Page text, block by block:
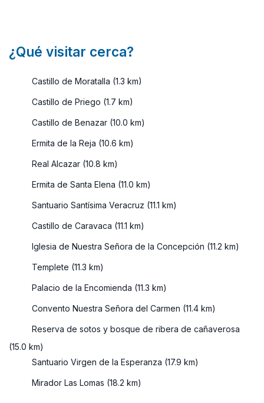
¿Qué visitar cerca?
Castillo de Moratalla (1.3 km)
Castillo de Priego (1.7 km)
Castillo de Benazar (10.0 km)
Ermita de la Reja (10.6 km)
Real Alcazar (10.8 km)
Ermita de Santa Elena (11.0 km)
Santuario Santísima Veracruz (11.1 km)
Castillo de Caravaca (11.1 km)
Iglesia de Nuestra Señora de la Concepción (11.2 km)
Templete (11.3 km)
Palacio de la Encomienda (11.3 km)
Convento Nuestra Señora del Carmen (11.4 km)
Reserva de sotos y bosque de ribera de cañaverosa
(15.0 km)
Santuario Virgen de la Esperanza (17.9 km)
Mirador Las Lomas (18.2 km)